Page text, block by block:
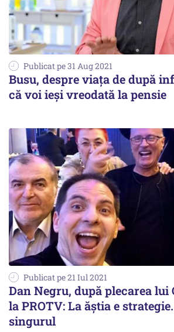
Publicat pe 31 Aug 2021
Busu, despre viața de după
că voi ieși vreodată la pensie
Publicat pe 21 Iul 2021
Dan Negru, după plecarea lui
la PROTV: La ăștia e
singurul